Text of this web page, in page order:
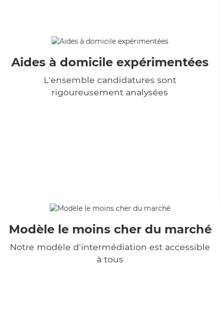
Aides à domicile expérimentées
L'ensemble candidatures sont
rigoureusement analysées
Modèle le moins cher du marché
Notre modèle d'intermédiation est accessible
à tous